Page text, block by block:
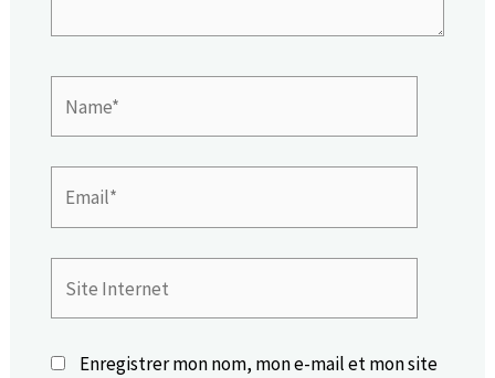
Internet
Enregistrer mon nom, mon e-mail et mon site